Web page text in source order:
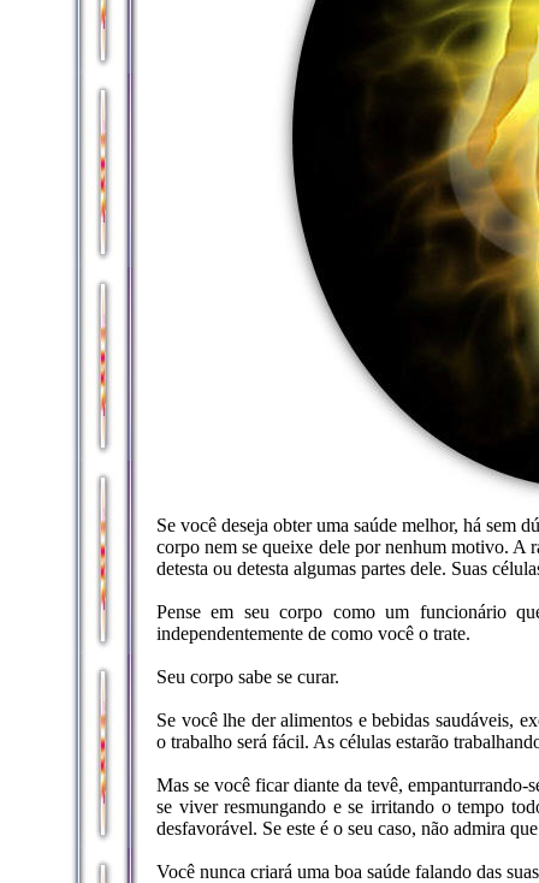
Se você deseja obter uma saúde melhor, há sem
corpo nem se queixe dele por nenhum motivo. A
detesta ou detesta algumas partes dele. Suas
Pense em seu corpo como um funcionário
independentemente de como você o trate.
Seu corpo sabe se curar.
Se você lhe der alimentos e bebidas saudáveis,
o trabalho será fácil. As células estarão
Mas se você ficar diante da tevê,
se viver resmungando e se irritando o tempo
desfavorável. Se este é o seu caso, não admira
Você nunca criará uma boa saúde falando das